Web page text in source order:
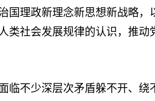
国理政新理念新思想新战略
类社会发展规律的认识，推
不少深层次矛盾躲不开、绕